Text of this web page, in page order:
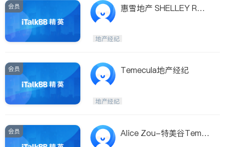
会员
惠雪地产 SHELLEY RAB
地产经纪
会员 Temecula地产经纪
地产经纪
会员
Alice Zou-特美谷Teme